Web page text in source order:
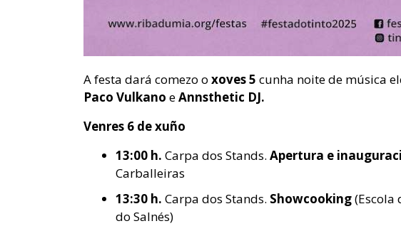
A festa dará comezo o xoves 5 cunha noite de música
Paco Vulkano eAnnsthetic DJ.
Venres 6 de xuño
13:00 h. Carpa dos Stands. Apertura e
Carballeiras
13:30 h. Carpa dos Stands. Showcooking(Escola
do Salnés)